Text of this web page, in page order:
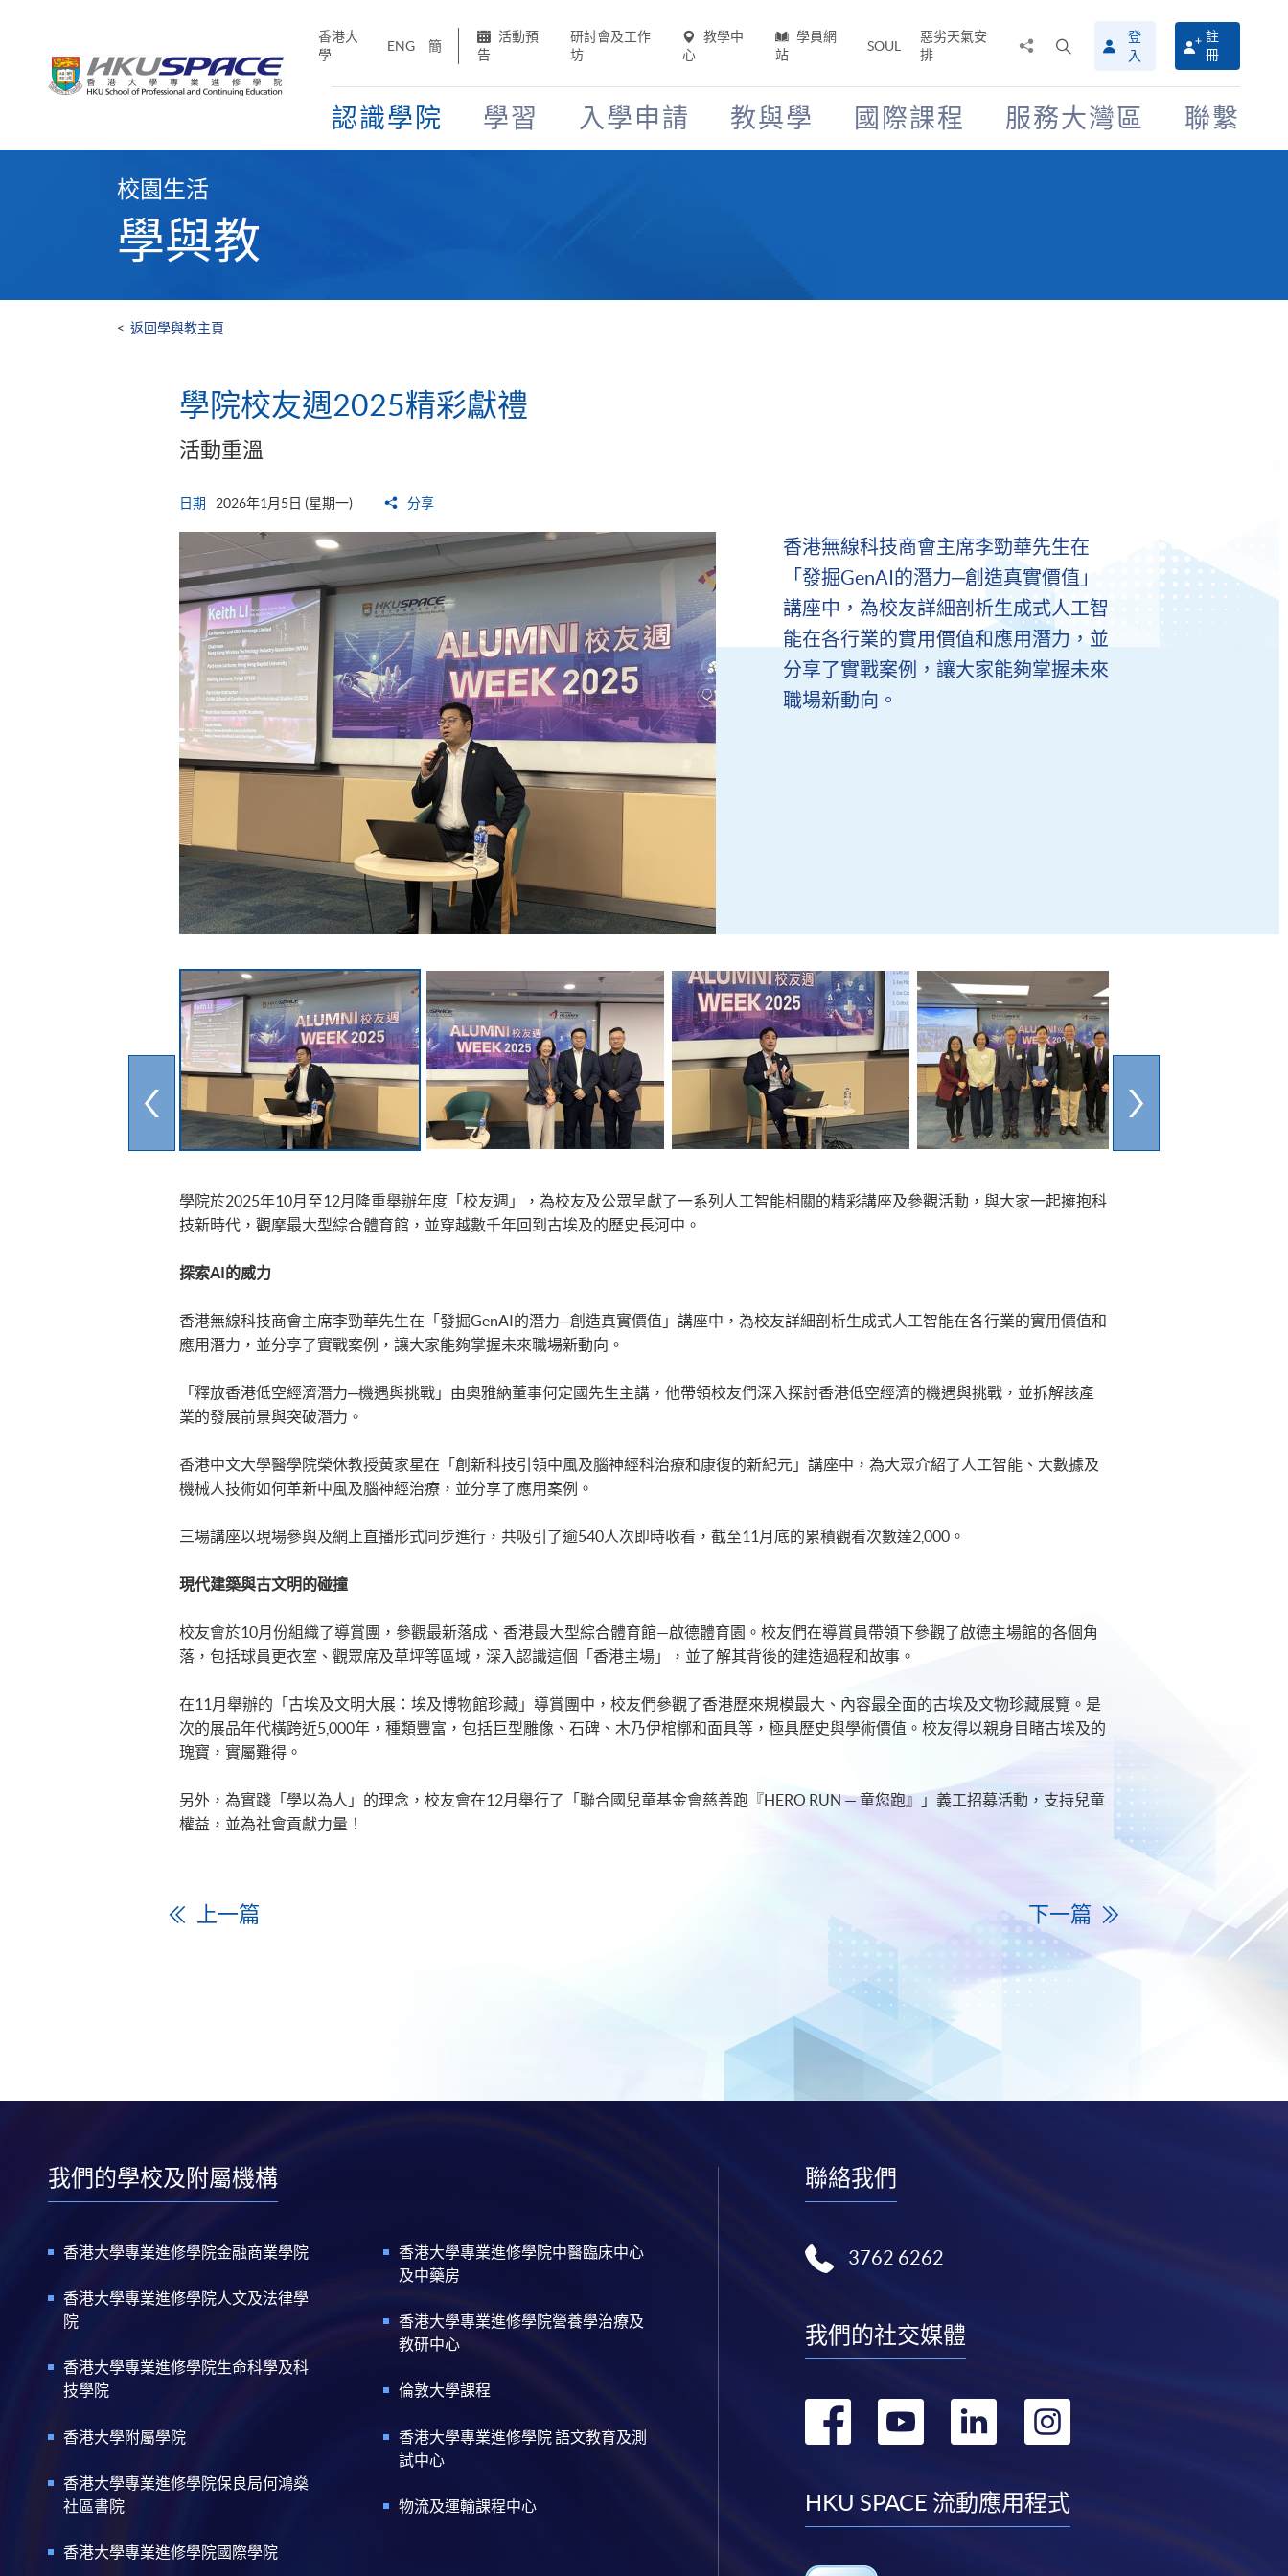
香港大
學
ENG 簡
活動預
告
研討會及工作
坊
教學中
心
學員網
站
SOUL
惡劣天氣安
排
搜
尋
介
面
登
入
註
冊
認識學院 學習 入學申請 教與學 國際課程 服務大灣區 聯繫
校園生活
學與教
< 返回學與教主頁
​​學院校友週2025精彩獻禮​
活動重溫
日期 2026年1月5日 (星期一) 分享
香港無線科技商會主席李勁華先生在
「發掘GenAI的潛力─創造真實價值」
講座中，為校友詳細剖析生成式人工智
能在各行業的實用價值和應用潛力，並
分享了實戰案例，讓大家能夠掌握未來
職場新動向。
​​學院於2025年10月至12月隆重舉辦年度「校友週」，為校友及公眾呈獻了一系列人工智能相關的精彩講座及參觀活動，與大家一起擁抱科
技新時代，觀摩最大型綜合體育館，並穿越數千年回到古埃及的歷史長河中。​
探索AI的威力
香港無線科技商會主席李勁華先生在「發掘GenAI的潛力─創造真實價值」講座中，為校友詳細剖析生成式人工智能在各行業的實用價值和
應用潛力，並分享了實戰案例，讓大家能夠掌握未來職場新動向。
「釋放香港低空經濟潛力─機遇與挑戰」由奧雅納董事何定國先生主講，他帶領校友們深入探討香港低空經濟的機遇與挑戰，並拆解該產
業的發展前景與突破潛力。
香港中文大學醫學院榮休教授黃家星在「創新科技引領中風及腦神經科治療和康復的新紀元」講座中，為大眾介紹了人工智能、大數據及
機械人技術如何革新中風及腦神經治療，並分享了應用案例。
三場講座以現場參與及網上直播形式同步進行，共吸引了逾540人次即時收看，截至11月底的累積觀看次數達2,000。
​​現代建築與古文明的碰撞​
​​校友會於10月份組織了導賞團，參觀最新落成、香港最大型綜合體育館—啟德體育園。校友們在導賞員帶領下參觀了啟德主場館的各個角
落，包括球員更衣室、觀眾席及草坪等區域，深入認識這個「香港主場」，並了解其背後的建造過程和故事。​
​​在11月舉辦的「古埃及文明大展：埃及博物館珍藏」導賞團中，校友們參觀了香港歷來規模最大、內容最全面的古埃及文物珍藏展覽。是
次的展品年代橫跨近5,000年，種類豐富，包括巨型雕像、石碑、木乃伊棺槨和面具等，極具歷史與學術價值。校友得以親身目睹古埃及的
瑰寶，實屬難得。 ​
​​另外，為實踐「學以為人」的理念，校友會在12月舉行了「聯合國兒童基金會慈善跑『HERO RUN — 童您跑』」義工招募活動，支持兒童
權益，並為社會​​貢獻力量！​
上一篇 下一篇
我們的學校及附屬機構
香港大學專業進修學院金融商業學院
香港大學專業進修學院人文及法律學
院
香港大學專業進修學院生命科學及科
技學院
香港大學附屬學院
香港大學專業進修學院保良局何鴻燊
社區書院
香港大學專業進修學院國際學院
香港大學專業進修學院中醫臨床中心
及中藥房
香港大學專業進修學院營養學治療及
教研中心
倫敦大學課程
香港大學專業進修學院 語文教育及測
試中心
物流及運輸課程中心
聯絡我們
3762 6262
我們的社交媒體
轉
facebook
轉
youtube
轉
linkedin
轉
instagram
HKU SPACE 流動應用程式